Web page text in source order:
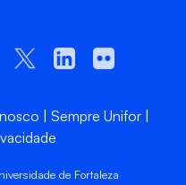
Sempre Unifor
de Fortaleza